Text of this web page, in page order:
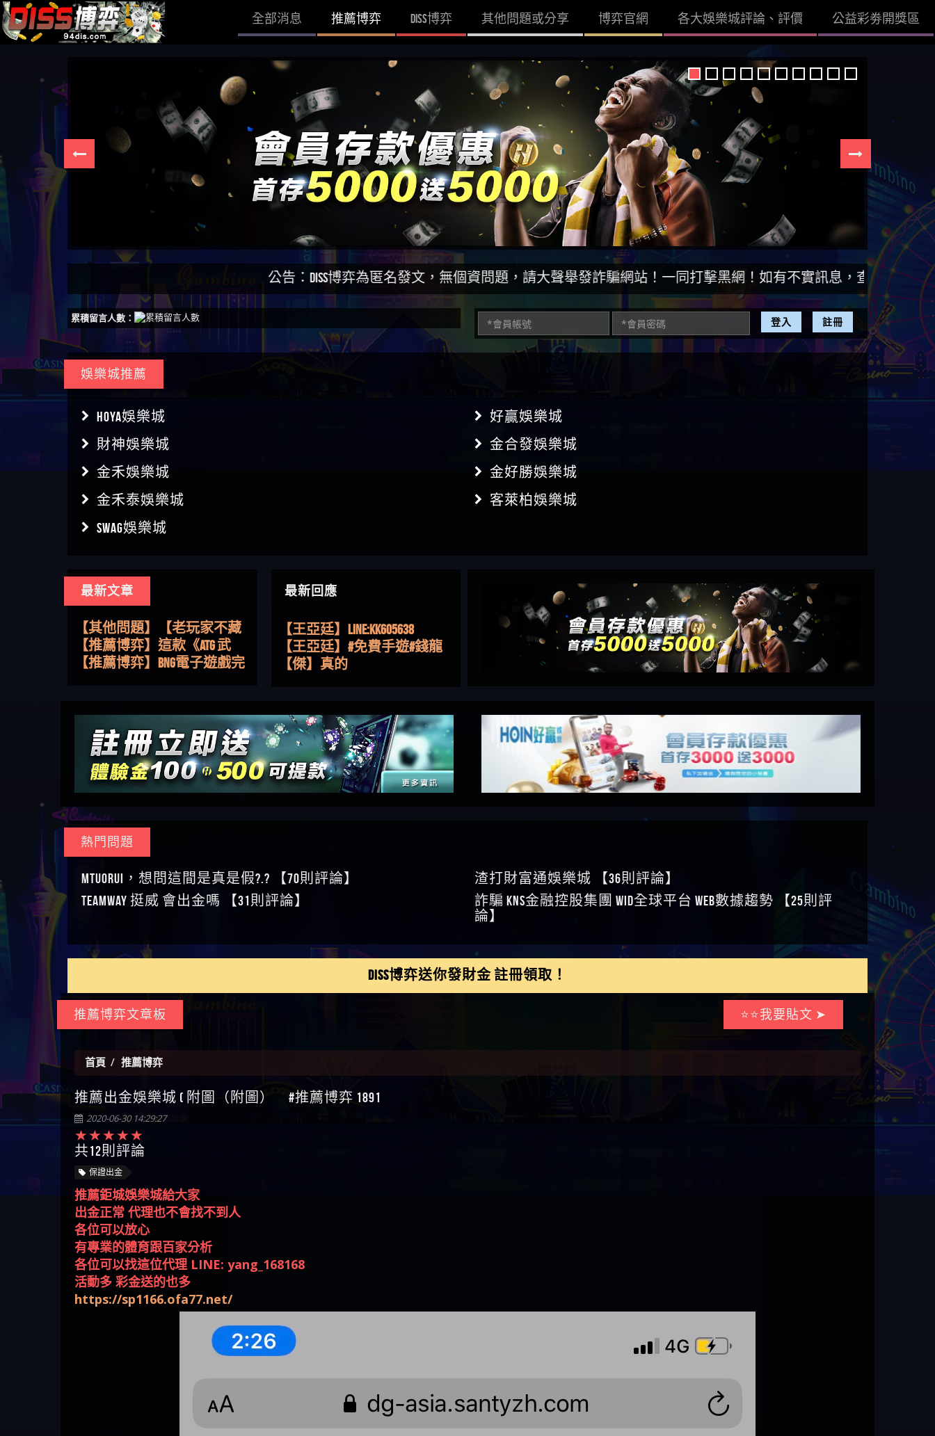
全部消息 推薦博弈 DISS博弈 其他問題或分享 博弈官網 各大娛樂城評論、評價 公益彩劵開獎區
公告：DISS博弈為匿名發文，無個資問題，請大聲舉發詐騙網站！一同打擊黑網！如有不實訊息，查證後立即刪除。【
累積留言人數： 登入 註冊
娛樂城推薦
HOYA娛樂城
好贏娛樂城
財神娛樂城
金合發娛樂城
金禾娛樂城
金好勝娛樂城
金禾泰娛樂城
客萊柏娛樂城
SWAG娛樂城
最新文章
【其他問題】用理性數據指
路，開啟你的高回報娛樂之
旅
【其他問題】【老玩家不藏
私】2025 線上老虎機這樣
挑！RTP、波動率和平台安全
【推薦博弈】這款《ATG 武
俠》老虎機真的猛！玩過才
【推薦博弈】BNG電子遊戲完
玩法攻略，輕鬆稱霸老虎
機！
資詐騙套路緊急追討賴
zg369」力智投資是不是詐騙
力智投資是真的嗎 力智投資
是詐騙嗎 南部老翁還在癡迷
力智投資高回報獲利 請不要
【其他問題】 【遇天盛商行
詐騙追回資金賴zg369】天盛
商行詐騙 天盛商行是不是詐
騙 天盛商行是真的嗎 天盛商
行是詐騙嗎 被天盛商行詐騙
【其他問題】 受害者援助賴
【zg369】退休老翁被大戶e點
靈詐騙痛不欲生 大戶e點靈是
真的嗎 大戶e點靈是不是詐騙
靈無法出金 （大戶e點靈）教
你如何規避詐騙陷阱
【其他問題】 弘記投資詐騙
持續收割國人中【免費討回
資金賴zg369】弘記投資是詐
記投資是真的嗎 被弘記投資
詐騙的錢怎麼辦 本文教你如
何拿回被騙資金
【其他問題】 被騙追回賴
【zg369】KnTop利用新型詐騙
KnTop是不是詐騙 KnTop是詐騙
嗎 【KnTop】KnTop無法出金 被
KnTop詐騙的錢一招拿回
【其他問題】機台運算專案
討回資金賴zg369】機台運算
專案是詐騙嗎 機台運算專案
是不是詐騙 機台運算專案是
真的嗎 被機台運算專案詐騙
的錢怎麼辦 本文教你如何拿
回被騙資金
續收割國人中【免費討回資
金賴zg369】Hoyabit是詐騙嗎
Hoyabit是不是詐騙 Hoyabit是真
的嗎 被HoyabitHoyabit詐騙的錢
怎麼辦 本文教你如何拿回被
騙資金
【其他問題】KS.M多元化行銷
詐騙持續收割國人中【免費
討回資金賴zg369】KS.M多元化
行銷是詐騙嗎 KS.M多元化行
銷是不是詐騙 KS.M多元化行
銷是真的嗎 被KS.M多元化行
如何拿回被騙資金
【其他問題】免費追回賴
「zg369」深度解析野原家
Family & Love如何詐騙 野原家
Family & Love是不是詐騙 野原家
Family & Love是真的嗎 野原家
通報野原家 Family & Love是詐騙
平台 請遠離
【其他問題】元盈橋詐騙持
續收割國人中【免費討回資
金賴zg369】元盈橋是詐騙嗎
元盈橋是不是詐騙 元盈橋是
麼辦 本文教你如何拿回被騙
資金
【其他問題】被騙追回賴
【zg369】M.L.Edge利用新型詐
騙手法欺詐群眾 M.L.Edge是真
M.L.Edge是詐騙嗎 【M.L.Edge】
M.L.Edge無法出金 被M.L.Edge詐
【其他問題】 Robinhood詐騙
持續收割國人中【免費討回
嗎 Robinhood是不是詐騙
Robinhood是真的嗎 被Robinhood
何拿回被騙資金
【其他問題】FLTO詐騙持續收
zg369】FLTO是詐騙嗎 FLTO是不
是詐騙 FLTO是真的嗎 被FLTO詐
拿回被騙資金
【zg369】八旬老翁被ALYWS詐
騙家破人亡 ALYWS是真的嗎
嗎 （ALYWS）無法出金 請小心
群組暗椿
【其他問題】 一招教你揭秘
新型詐騙手法 （受害者免費
是不是詐騙 當當是真的嗎 當
當是詐騙嗎 六旬老婦深信當
當高獲利回報被騙的家破人
【其他問題】用理性數據指
旅
私】2025 線上老虎機這樣
挑！RTP、波動率和平台安全
的全攻略！
【推薦博弈】這款《ATG 武
俠》老虎機真的猛！玩過才
知道什麼叫超過3萬種中獎方
【推薦博弈】BNG電子遊戲完
整攻略！熱門老虎機、集鴻
【其他問題】【2025】ATG試
玩法攻略，輕鬆稱霸老虎
機！
資詐騙套路緊急追討賴
zg369」力智投資是不是詐騙
力智投資是真的嗎 力智投資
是詐騙嗎 南部老翁還在癡迷
力智投資高回報獲利 請不要
在匯款
【其他問題】 【遇天盛商行
詐騙追回資金賴zg369】天盛
商行詐騙 天盛商行是不是詐
騙 天盛商行是真的嗎 天盛商
行是詐騙嗎 被天盛商行詐騙
一招教你拿回
【其他問題】 受害者援助賴
【zg369】退休老翁被大戶e點
靈詐騙痛不欲生 大戶e點靈是
真的嗎 大戶e點靈是不是詐騙
大戶e點靈是詐騙嗎 大戶e點
靈無法出金 （大戶e點靈）教
你如何規避詐騙陷阱
【其他問題】 弘記投資詐騙
持續收割國人中【免費討回
資金賴zg369】弘記投資是詐
騙嗎 弘記投資是不是詐騙 弘
記投資是真的嗎 被弘記投資
詐騙的錢怎麼辦 本文教你如
何拿回被騙資金
【其他問題】 被騙追回賴
【zg369】KnTop利用新型詐騙
手法欺詐群眾 KnTop是真的嗎
KnTop是不是詐騙 KnTop是詐騙
嗎 【KnTop】KnTop無法出金 被
KnTop詐騙的錢一招拿回
【其他問題】機台運算專案
詐騙持續收割國人中【免費
討回資金賴zg369】機台運算
專案是詐騙嗎 機台運算專案
是不是詐騙 機台運算專案是
真的嗎 被機台運算專案詐騙
的錢怎麼辦 本文教你如何拿
回被騙資金
【其他問題】 Hoyabit詐騙持
續收割國人中【免費討回資
金賴zg369】Hoyabit是詐騙嗎
Hoyabit是不是詐騙 Hoyabit是真
的嗎 被HoyabitHoyabit詐騙的錢
怎麼辦 本文教你如何拿回被
騙資金
【其他問題】KS.M多元化行銷
詐騙持續收割國人中【免費
討回資金賴zg369】KS.M多元化
行銷是詐騙嗎 KS.M多元化行
銷是不是詐騙 KS.M多元化行
銷是真的嗎 被KS.M多元化行
銷詐騙的錢怎麼辦 本文教你
如何拿回被騙資金
【其他問題】免費追回賴
「zg369」深度解析野原家
Family & Love如何詐騙 野原家
Family & Love是不是詐騙 野原家
Family & Love是真的嗎 野原家
Family & Love是詐騙嗎 165多次
通報野原家 Family & Love是詐騙
平台 請遠離
【其他問題】元盈橋詐騙持
續收割國人中【免費討回資
金賴zg369】元盈橋是詐騙嗎
元盈橋是不是詐騙 元盈橋是
真的嗎 被元盈橋詐騙的錢怎
麼辦 本文教你如何拿回被騙
資金
【其他問題】被騙追回賴
【zg369】M.L.Edge利用新型詐
騙手法欺詐群眾 M.L.Edge是真
的嗎 M.L.Edge是不是詐騙
M.L.Edge是詐騙嗎 【M.L.Edge】
M.L.Edge無法出金 被M.L.Edge詐
【其他問題】 Robinhood詐騙
持續收割國人中【免費討回
資金賴zg369】Robinhood是詐騙
嗎 Robinhood是不是詐騙
Robinhood是真的嗎 被Robinhood
詐騙的錢怎麼辦 本文教你如
【其他問題】FLTO詐騙持續收
割國人中【免費討回資金賴
zg369】FLTO是詐騙嗎 FLTO是不
是詐騙 FLTO是真的嗎 被FLTO詐
騙的錢怎麼辦 本文教你如何
【其他問題】 遇詐騙求救賴
【zg369】八旬老翁被ALYWS詐
騙家破人亡 ALYWS是真的嗎
ALYWS是不是詐騙 ALYWS是詐騙
嗎 （ALYWS）無法出金 請小心
【其他問題】 一招教你揭秘
新型詐騙手法 （受害者免費
援助賴zg369）當當詐騙 當當
是不是詐騙 當當是真的嗎 當
當是詐騙嗎 六旬老婦深信當
最新回應
【傑】推代理真的好相處
【盧鴻傑】請問一下100多萬
【王亞廷】#免費手遊#錢龍
皇ONLINE#http
【傑】真的
【蔡如軒】黑網一個呵呵
了黑網不要玩
【林伊依】爛死了拉贏錢直
接鎖帳號可以去吃屎
【陳靜茹】推薦小畢，我也
是小畢的會員～～
【黃家羭】推推
【AVA娛樂城】還會自己做假
對話來毀謗欸哈哈哈好厲
【陳順堪】黑網不出金
【asd】唬爛不出金黑網垃圾
平台
【蘇俊曄】所以會出金嗎現
在也是一樣的狀況
【侯依揚】廢物喔
【盧鴻傑】請問一下100多萬
會出金嗎，有誰可以回答
【王亞廷】LINE:kK605638
【王亞廷】#免費手遊#錢龍
皇ONLINE#http
【傑】真的
是小畢的會員～～
【黃家羭】推推
在也是一樣的狀況
【侯依揚】廢物喔
熱門問題
MTUORUi，想問這間是真是假?.? 【70則評論】
渣打財富通娛樂城 【36則評論】
TEAMWAY 挺威 會出金嗎 【31則評論】
詐騙 kns金融控股集團 WID全球平台 WEB數據趨勢 【25則評
論】
DISS博弈送你發財金 註冊領取！
推薦博弈文章板 ⭐⭐我要貼文 ➤
首頁 推薦博弈
推薦出金娛樂城 ( 附圖（附圖） #推薦博弈 1891
2020-06-30 14:29:27
共12則評論
保證出金
推薦鉅城娛樂城給大家
出金正常 代理也不會找不到人
各位可以放心
有專業的體育跟百家分析
各位可以找這位代理 LINE: yang_168168
活動多 彩金送的也多
https://sp1166.ofa77.net/